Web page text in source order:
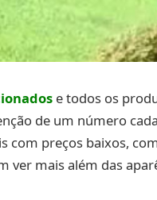
e todos os
de um número
com preços baixos,
ver mais além das